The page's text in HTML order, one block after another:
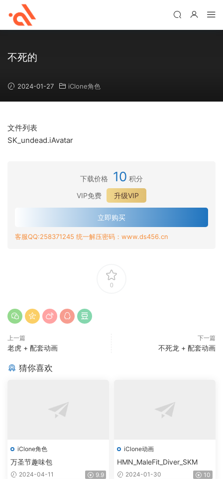
不死的
2024-01-27 iClone角色
文件列表
SK_undead.iAvatar
下载价格 10 积分
VIP免费
升级VIP
立即购买
客服QQ:258371245 统一解压密码：www.ds456.cn
0
上一篇
老虎 + 配套动画
下一篇
不死龙 + 配套动画
猜你喜欢
iClone角色
万圣节趣味包
2024-04-11 9.9
iClone动画
HMN_MaleFit_Diver_SKM
2024-01-30 10